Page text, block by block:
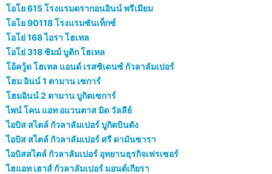
โอโย 615 โรงแรมดรากอนอินน์ พรีเมียม
โอโย 90118 โรงแรมซันเท็กซ์
โอโย่ 168 ไอรา โฮเทล
โอโย่ 318 ซิมม์ บูติก โฮเทล
โอ้ควู้ด โฮเทล แอนด์ เรสซิเดนซ์ กัวลาลัมเปอร์
โฮม อินน์ 1 ตามาน เซการ์
โฮมอินน์ 2 ตามาน บูกิตเซการ์
ไพน์ โคน แอท อแวนตาส มิด วัลลีย์
ไอบิส สไตล์ กัวลาลัมเปอร์ บูกิตบินตัง
ไอบิส สไตล์ กัวลาลัมเปอร์ ศรี ดามันซารา
ไอบิสสไตล์ กัวลาลัมเปอร์ อุทยานธุรกิจเฟรเซอร์
ไฮแอท เฮาส์ กัวลาลัมเปอร์ มอนต์เกียรา